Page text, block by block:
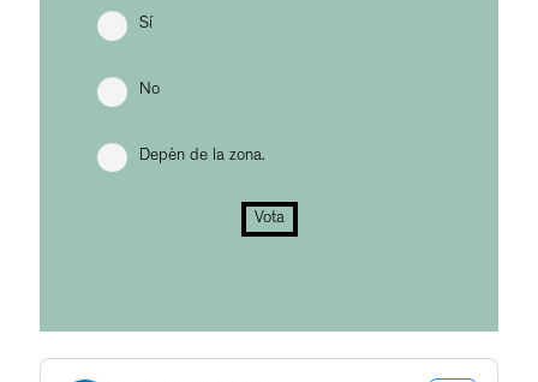
Sí
No
Depèn de la zona.
Vota